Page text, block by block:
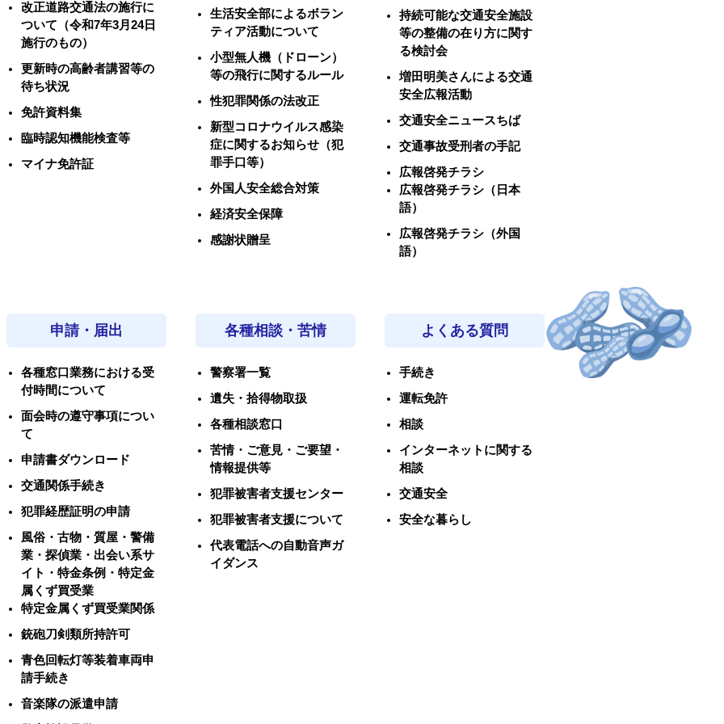
改正道路交通法の施行に
ついて（令和7年3月24日
施行のもの）
更新時の高齢者講習等の
待ち状況
免許資料集
臨時認知機能検査等
マイナ免許証
生活安全部によるボラン
ティア活動について
小型無人機（ドローン）
等の飛行に関するルール
性犯罪関係の法改正
新型コロナウイルス感染
症に関するお知らせ（犯
罪手口等）
外国人安全総合対策
経済安全保障
感謝状贈呈
持続可能な交通安全施設
等の整備の在り方に関す
る検討会
増田明美さんによる交通
安全広報活動
交通安全ニュースちば
交通事故受刑者の手記
広報啓発チラシ
広報啓発チラシ（日本
語）
広報啓発チラシ（外国
語）
申請・届出
各種窓口業務における受
付時間について
面会時の遵守事項につい
て
申請書ダウンロード
交通関係手続き
犯罪経歴証明の申請
風俗・古物・質屋・警備
業・探偵業・出会い系サ
イト・特金条例・特定金
属くず買受業
特定金属くず買受業関係
銃砲刀剣類所持許可
青色回転灯等装着車両申
請手続き
音楽隊の派遣申請
各種相談・苦情
警察署一覧
遺失・拾得物取扱
各種相談窓口
苦情・ご意見・ご要望・
情報提供等
犯罪被害者支援センター
犯罪被害者支援について
代表電話への自動音声ガ
イダンス
よくある質問
手続き
運転免許
相談
インターネットに関する
相談
交通安全
安全な暮らし